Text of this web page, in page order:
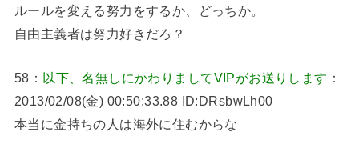
ルールを変える努力をするか、どっちか。
自由主義者は努力好きだろ？
58： 以下、名無しにかわりましてVIPがお送りします ：
2013/02/08(金) 00:50:33.88 ID:DRsbwLh00
本当に金持ちの人は海外に住むからな